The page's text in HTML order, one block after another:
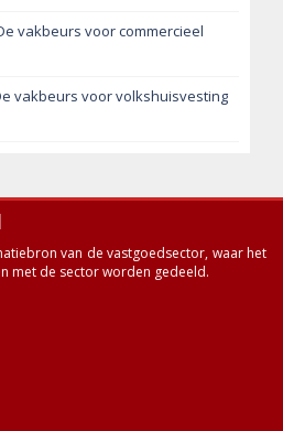
vakbeurs voor commercieel
vakbeurs voor volkshuisvesting
van de vastgoedsector, waar het
met de sector worden gedeeld.